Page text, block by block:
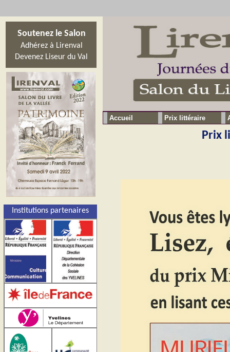
Prix
Accueil Prix littéraire
Soutenez le Salon
Adhérez à Lirenval
Devenez Liseur du Val
Institutions partenaires